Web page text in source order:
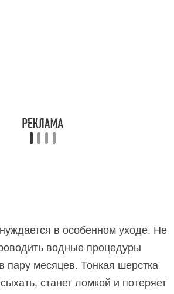
в особенном уходе. Не
водные процедуры
пару месяцев. Тонкая шерстка
станет ломкой и потеряет